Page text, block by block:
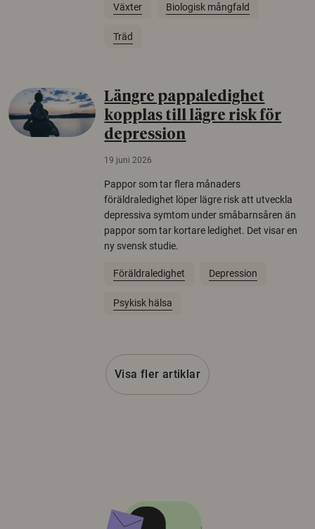
Växter Biologisk mångfald
Träd
Längre pappaledighet
kopplas till lägre risk för
depression
19 juni 2026
Pappor som tar flera månaders
föräldraledighet löper lägre risk att utveckla
depressiva symtom under småbarnsåren än
pappor som tar kortare ledighet. Det visar en
ny svensk studie.
Föräldraledighet Depression
Psykisk hälsa
Visa fler artiklar